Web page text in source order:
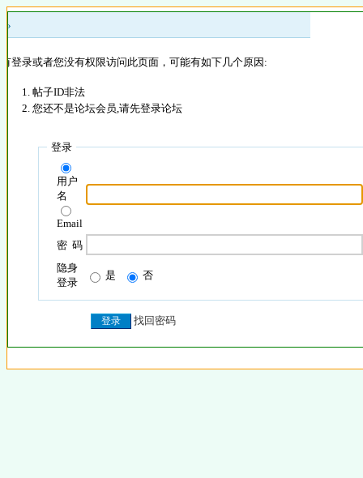
»
登录或者您没有权限访问此页面，可能有如下几个原因:
帖子ID非法
您还不是论坛会员,请先登录论坛
登录
用户
名
Email
密 码
隐身
登录
是 否
找回密码